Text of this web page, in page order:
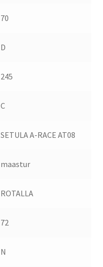
70
D
245
C
SETULA A-RACE AT08
maastur
ROTALLA
72
N